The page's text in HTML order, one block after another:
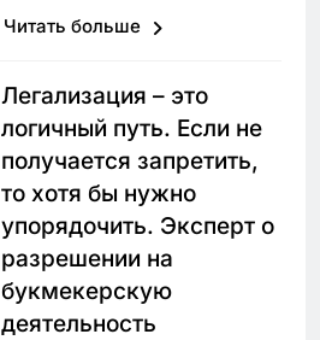
Читать больше
Легализация – это
логичный путь. Если не
получается запретить,
то хотя бы нужно
упорядочить. Эксперт о
разрешении на
букмекерскую
деятельность